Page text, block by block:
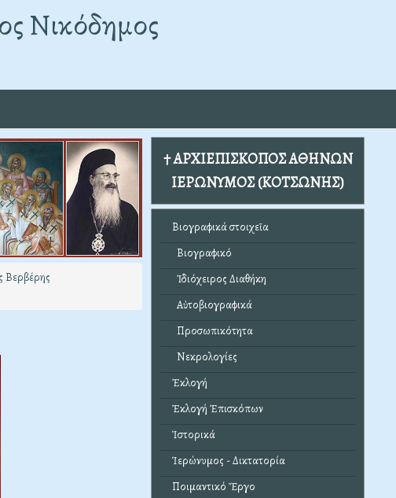
Νικόδημος
Βερβέρης
† ΑΡΧΙΕΠΙΣΚΟΠΟΣ ΑΘΗΝΩΝ
ΙΕΡΩΝΥΜΟΣ (ΚΟΤΣΩΝΗΣ)
Βιογραφικά στοιχεῖα
Βιογραφικό
Ἰδιόχειρος Διαθήκη
Αὐτοβιογραφικά
Προσωπικότητα
Νεκρολογίες
Ἐκλογή
Ἐκλογή Ἐπισκόπων
Ἱστορικά
Ἱερώνυμος - Δικτατορία
Ποιμαντικό Ἔργο